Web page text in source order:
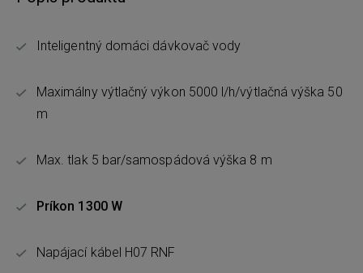
Inteligentný domáci dávkovač vody
Maximálny výtlačný výkon 5000 l/h/výtlačná výška 50
m
Max. tlak 5 bar/samospádová výška 8 m
Príkon 1300 W
Napájací kábel H07 RNF